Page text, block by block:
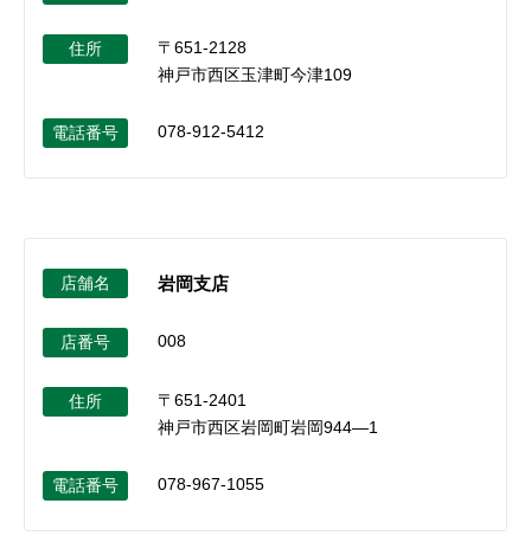
住所
〒651-2128
神戸市西区玉津町今津109
電話番号 078-912-5412
店舗名 岩岡支店
店番号 008
住所
〒651-2401
神戸市西区岩岡町岩岡944―1
電話番号 078-967-1055